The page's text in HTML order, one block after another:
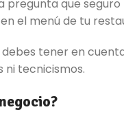
pregunta que
el menú de tu
tener en
ni tecnicismos.